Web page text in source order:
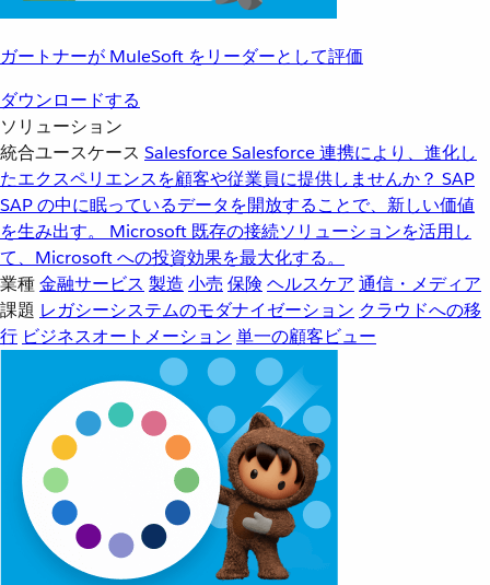
ガートナーが MuleSoft をリーダーとして評価
ダウンロードする
ソリューション
統合ユースケース SalesforceSalesforce 連携により、進化し
たエクスペリエンスを顧客や従業員に提供しませんか？ SAP
SAP の中に眠っているデータを開放することで、新しい価値
を生み出す。
Microsoft 既存の接続ソリューションを活用し
て、Microsoft への投資効果を最大化する。
業種金融サービス 製造 小売 保険 ヘルスケア 通信・メディア
課題 レガシーシステムのモダナイゼーション クラウドへの移
行 ビジネスオートメーション 単一の顧客ビュー